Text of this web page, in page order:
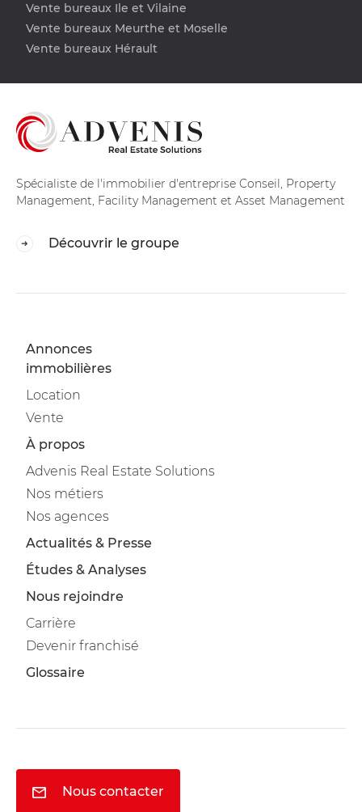
Vente bureaux Ile et Vilaine
Vente bureaux Meurthe et Moselle
Vente bureaux Hérault
Spécialiste de l'immobilier d'entreprise Conseil, Property
Management, Facility Management et Asset Management
Découvrir le groupe
Annonces
immobilières
Location
Vente
À propos
Advenis Real Estate Solutions
Nos métiers
Nos agences
Actualités & Presse
Études & Analyses
Nous rejoindre
Carrière
Devenir franchisé
Glossaire
Nous contacter